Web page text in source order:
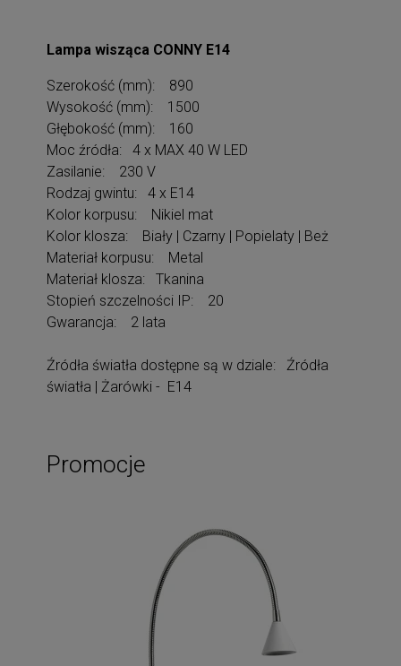
Lampa wisząca CONNY E14
Szerokość (mm): 890
Wysokość (mm): 1500
Głębokość (mm): 160
Moc źródła: 4 x MAX 40 W LED
Zasilanie: 230 V
Rodzaj gwintu: 4 x E14
Kolor korpusu: Nikiel mat
Kolor klosza: Biały | Czarny | Popielaty | Beż
Materiał korpusu: Metal
Materiał klosza: Tkanina
Stopień szczelności IP: 20
Gwarancja: 2 lata
Źródła światła dostępne są w dziale: Źródła
światła | Żarówki - E14
Promocje